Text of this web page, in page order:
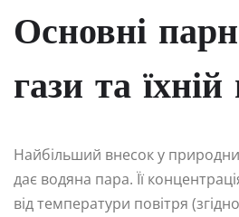
Основні
гази та
Найбільший внесок у
дає водяна пара. Її
від температури повітря